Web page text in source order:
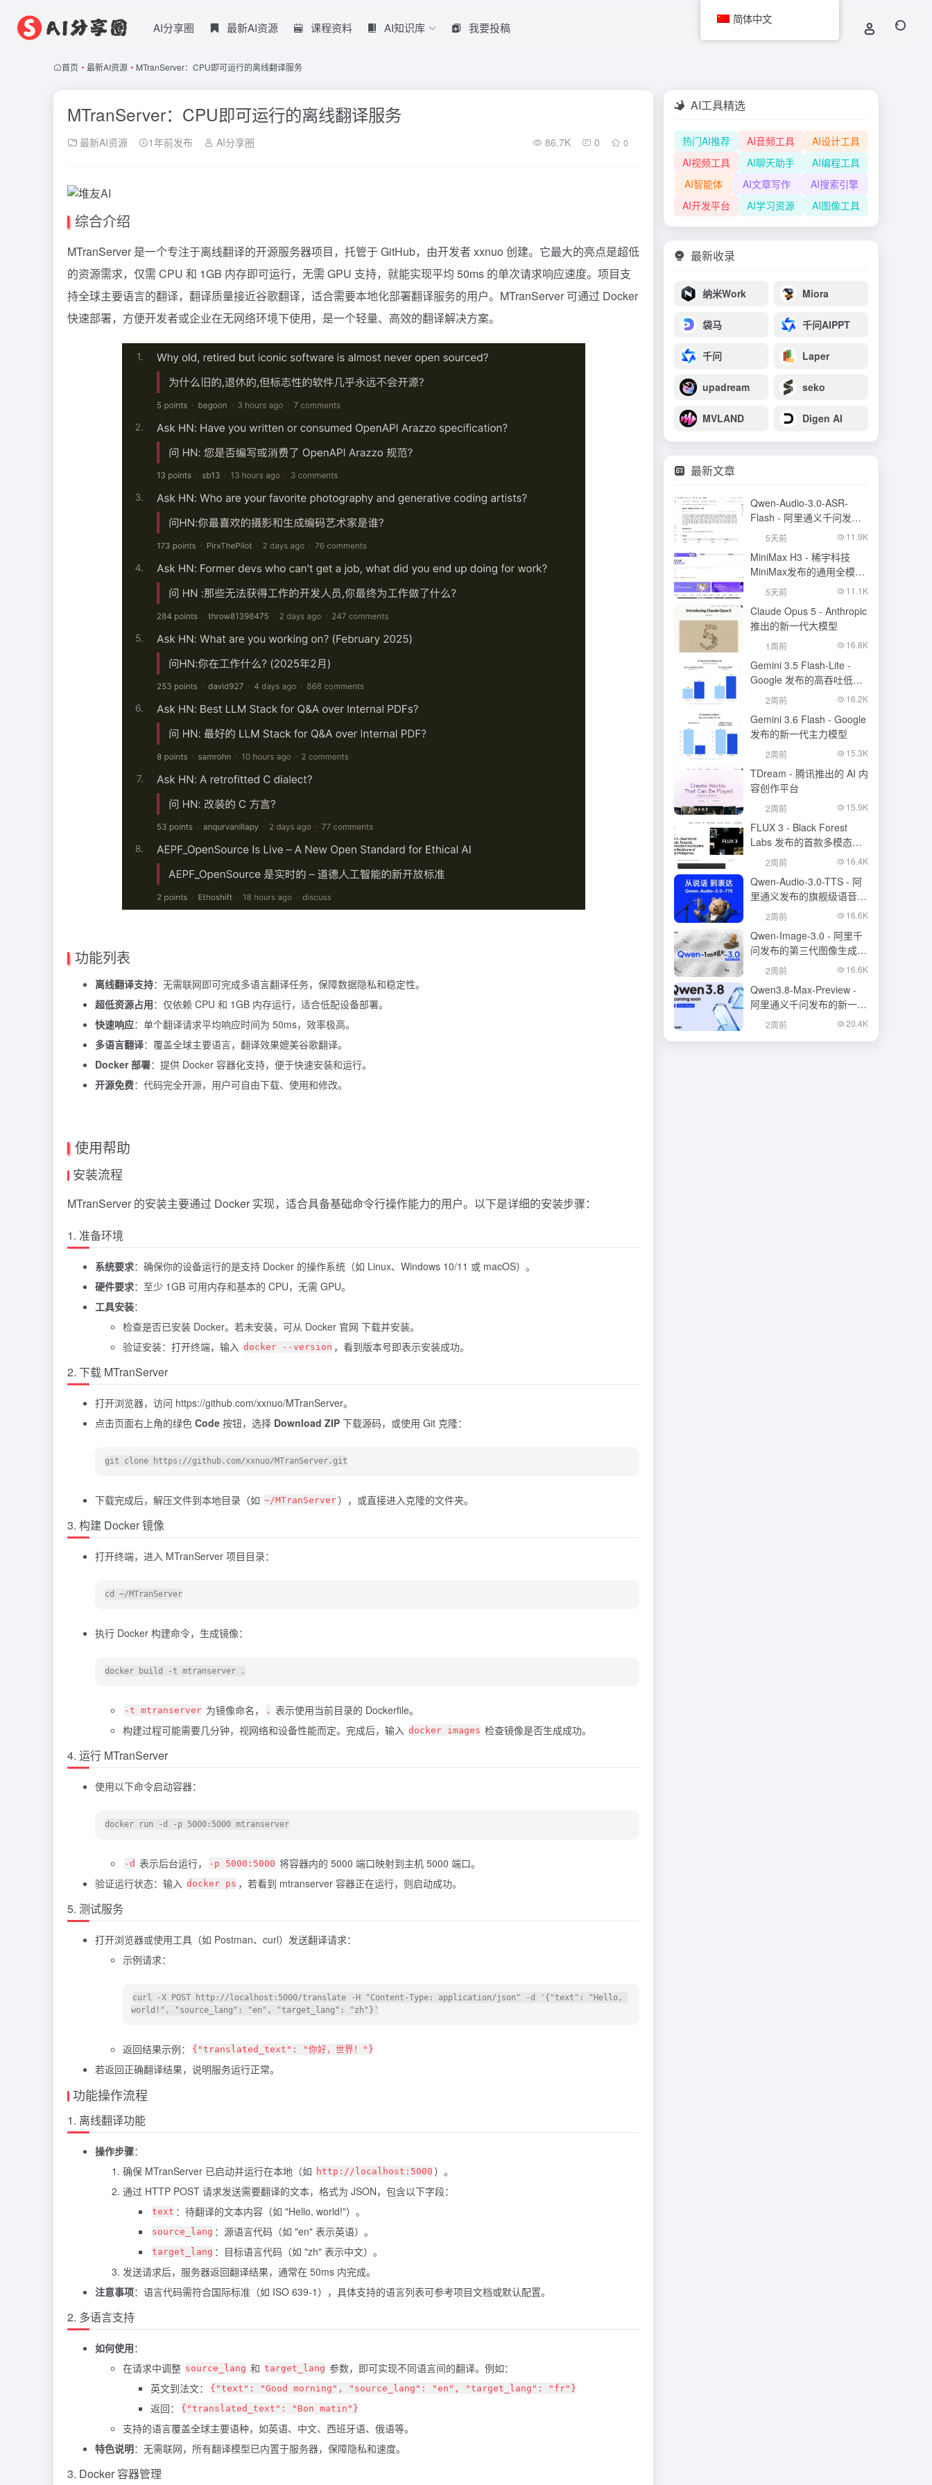
AI分享圈 最新AI资源 课程资料 AI知识库 我要投稿
首页 • 最新AI资源 • MTranServer：CPU即可运行的离线翻译服务
MTranServer：CPU即可运行的离线翻译服务
最新AI资源 1年前发布 AI分享圈 86.7K 0 0
综合介绍
MTranServer 是一个专注于离线翻译的开源服务器项目，托管于 GitHub，由开发者 xxnuo 创建。它最大的亮点是超低
的资源需求，仅需 CPU 和 1GB 内存即可运行，无需 GPU 支持，就能实现平均 50ms 的单次请求响应速度。项目支
持全球主要语言的翻译，翻译质量接近谷歌翻译，适合需要本地化部署翻译服务的用户。MTranServer 可通过 Docker
快速部署，方便开发者或企业在无网络环境下使用，是一个轻量、高效的翻译解决方案。
功能列表
离线翻译支持：无需联网即可完成多语言翻译任务，保障数据隐私和稳定性。
超低资源占用：仅依赖 CPU 和 1GB 内存运行，适合低配设备部署。
快速响应：单个翻译请求平均响应时间为 50ms，效率极高。
多语言翻译：覆盖全球主要语言，翻译效果媲美谷歌翻译。
Docker 部署：提供 Docker 容器化支持，便于快速安装和运行。
开源免费：代码完全开源，用户可自由下载、使用和修改。
使用帮助
安装流程
MTranServer 的安装主要通过 Docker 实现，适合具备基础命令行操作能力的用户。以下是详细的安装步骤：
1. 准备环境
系统要求：确保你的设备运行的是支持 Docker 的操作系统（如 Linux、Windows 10/11 或 macOS）。
硬件要求：至少 1GB 可用内存和基本的 CPU，无需 GPU。
工具安装：
检查是否已安装 Docker。若未安装，可从 Docker 官网 下载并安装。
验证安装：打开终端，输入 docker --version ，看到版本号即表示安装成功。
2. 下载 MTranServer
打开浏览器，访问 https://github.com/xxnuo/MTranServer。
点击页面右上角的绿色 Code 按钮，选择 Download ZIP 下载源码，或使用 Git 克隆：
git clone https://github.com/xxnuo/MTranServer.git
下载完成后，解压文件到本地目录（如 ~/MTranServer ），或直接进入克隆的文件夹。
3. 构建 Docker 镜像
打开终端，进入 MTranServer 项目目录：
执行 Docker 构建命令，生成镜像：
-t mtranserver 为镜像命名， . 表示使用当前目录的 Dockerfile。
构建过程可能需要几分钟，视网络和设备性能而定。完成后，输入 docker images 检查镜像是否生成成功。
4. 运行 MTranServer
使用以下命令启动容器：
-d 表示后台运行， -p 5000:5000 将容器内的 5000 端口映射到主机 5000 端口。
验证运行状态：输入 docker ps ，若看到 mtranserver 容器正在运行，则启动成功。
5. 测试服务
打开浏览器或使用工具（如 Postman、curl）发送翻译请求：
示例请求：
curl -X POST http://localhost:5000/translate -H "Content-Type: application/json" -d '{"text": "Hello,
返回结果示例： {"translated_text": "你好，世界！"}
若返回正确翻译结果，说明服务运行正常。
功能操作流程
1. 离线翻译功能
操作步骤：
确保 MTranServer 已启动并运行在本地（如 http://localhost:5000 ）。
通过 HTTP POST 请求发送需要翻译的文本，格式为 JSON，包含以下字段：
text ：待翻译的文本内容（如 "Hello, world!"）。
source_lang ：源语言代码（如 "en" 表示英语）。
target_lang ：目标语言代码（如 "zh" 表示中文）。
发送请求后，服务器返回翻译结果，通常在 50ms 内完成。
注意事项：语言代码需符合国际标准（如 ISO 639-1），具体支持的语言列表可参考项目文档或默认配置。
2. 多语言支持
如何使用：
在请求中调整 source_lang 和 target_lang 参数，即可实现不同语言间的翻译。例如：
英文到法文：
{"text": "Good morning", "source_lang": "en", "target_lang": "fr"}
返回： {"translated_text": "Bon matin"}
支持的语言覆盖全球主要语种，如英语、中文、西班牙语、俄语等。
特色说明：无需联网，所有翻译模型已内置于服务器，保障隐私和速度。
3. Docker 容器管理
AI工具精选
热门AI推荐 AI音频工具
AI设计工具
AI视频工具
AI聊天助手
AI编程工具
AI智能体
AI文章写作
AI搜索引擎
AI开发平台
AI学习资源 AI图像工具
最新收录
纳米Work Miora
袋马 千问AIPPT
千问 Laper
upadream seko
MVLAND Digen AI
最新文章
Qwen-Audio-3.0-ASR-
Flash - 阿里通义千问发布
的语音识别大模型
5天前 11.9K
MiniMax H3 - 稀宇科技
MiniMax发布的通用全模态
生成模型
5天前 11.1K
Claude Opus 5 - Anthropic
推出的新一代大模型
1周前 16.8K
Gemini 3.5 Flash-Lite -
Google 发布的高吞吐低成
本模型
2周前 16.2K
Gemini 3.6 Flash - Google
发布的新一代主力模型
2周前 15.3K
TDream - 腾讯推出的 AI 内
容创作平台
2周前 15.9K
FLUX 3 - Black Forest
Labs 发布的首款多模态基
础模型
2周前 16.4K
Qwen-Audio-3.0-TTS - 阿
里通义发布的旗舰级语音合
成大模型
2周前 16.6K
Qwen-Image-3.0 - 阿里千
问发布的第三代图像生成基
础模型
2周前 16.6K
Qwen3.8-Max-Preview -
阿里通义千问发布的新一代
旗舰大模型
2周前 20.4K
简体中文